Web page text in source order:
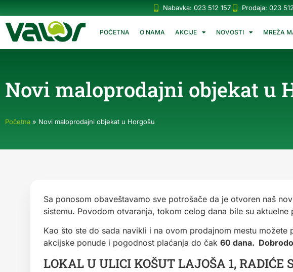
Nabavka: 023 512 157 Prodaja: 023
POČETNA O NAMA AKCIJE NOVOSTI MREŽA
Novi maloprodajni objekat u
Početna » Novi maloprodajni objekat u Horgošu
Sa ponosom obaveštavamo sve potrošače da je otvoren naš
sistemu. Povodom otvaranja, tokom celog dana bile su
Kao što ste do sada navikli i na ovom prodajnom mestu
akcijske ponude i pogodnost plaćanja do čak 60 dana.
LOKAL U ULICI KOŠUT LAJOŠA 1, RADIĆE